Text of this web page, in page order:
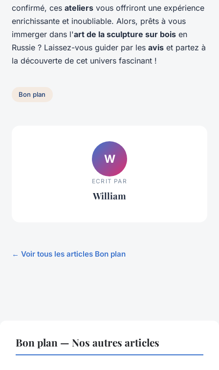
confirmé, ces ateliers vous offriront une expérience
enrichissante et inoubliable. Alors, prêts à vous
immerger dans l'art de la sculpture sur bois en
Russie ? Laissez-vous guider par les avis et partez à
la découverte de cet univers fascinant !
Bon plan
W
ECRIT PAR
William
← Voir tous les articles Bon plan
Bon plan — Nos autres articles